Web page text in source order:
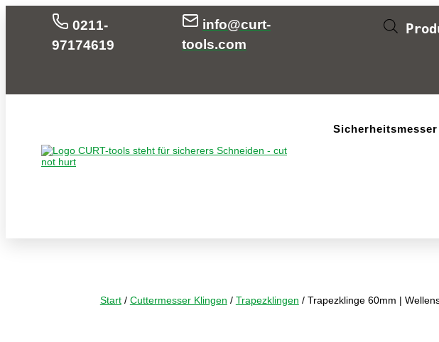
0211-
97174619
info@curt-
tools.com
Sicherheitsmesser
Start/ Cuttermesser Klingen / Trapezklingen / Trapezklinge 60mm |